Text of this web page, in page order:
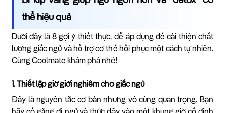
thể hiệu quả
Dưới đây là 8 gợi ý thiết thực, dễ áp dụng để cải thiện chất
lượng giấc ngủ và hỗ trợ cơ thể hồi phục một cách tự nhiên.
Cùng Coolmate khám phá nhé!
1. Thiết lập giờ giới nghiêm cho giấc ngủ
Đây là nguyên tắc cơ bản nhưng vô cùng quan trọng. Bạn